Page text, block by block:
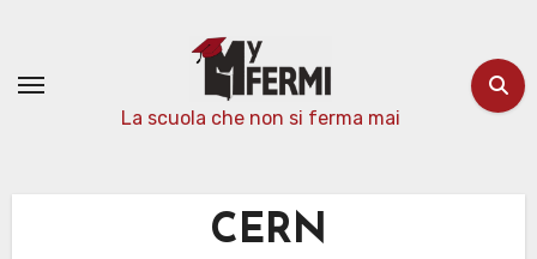
contenuto
La scuola che non si ferma mai
CERN